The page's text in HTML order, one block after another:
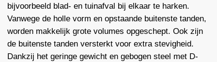
bijvoorbeeld blad- en tuinafval bij elkaar te harken.
Vanwege de holle vorm en opstaande buitenste tanden,
worden makkelijk grote volumes opgeschept. Ook zijn
de buitenste tanden versterkt voor extra stevigheid.
Dankzij het geringe gewicht en gebogen steel met D-